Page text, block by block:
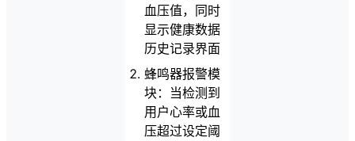
血压值，同时
显示健康数据
历史记录界面
蜂鸣器报警模
块：当检测到
用户心率或血
压超过设定阈